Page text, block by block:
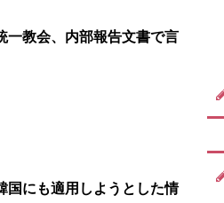
一教会、内部報告文書で言
国にも適用しようとした情